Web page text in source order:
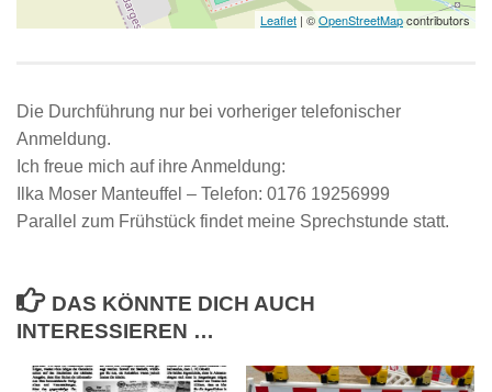
Leaflet | ©OpenStreetMapcontributors
Die Durchführung nur bei vorheriger telefonischer
Anmeldung.
Ich freue mich auf ihre Anmeldung:
Ilka Moser Manteuffel – Telefon: 0176 19256999
Parallel zum Frühstück findet meine Sprechstunde statt.
DAS KÖNNTE DICH AUCH
INTERESSIEREN …